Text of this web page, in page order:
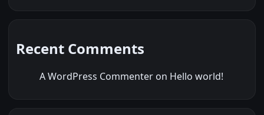
Recent Comments
A WordPress Commenter on Hello world!